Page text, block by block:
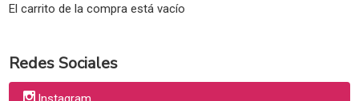
El carrito de la compra está vacío
Redes Sociales